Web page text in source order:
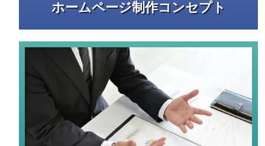
ホームページ制作コンセプト